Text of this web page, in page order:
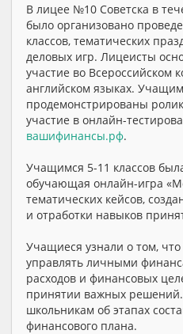
В лицее №10 Советска в
было организовано
классов, тематических
деловых игр. Лицеисты
участие во Всероссийском
английском языках.
продемонстрированы
участие в онлайн-
вашифинансы.рф.
Учащимся 5-11 классов
обучающая онлайн-игра
тематических кейсов,
и отработки навыков
Учащиеся узнали о том,
управлять личными
расходов и финансовых
принятии важных решений.
школьникам об этапах
финансового плана.